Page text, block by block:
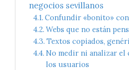
negocios sevillanos
Confundir «bonito»
Webs que no están
Textos copiados,
No medir ni analizar el
los usuarios